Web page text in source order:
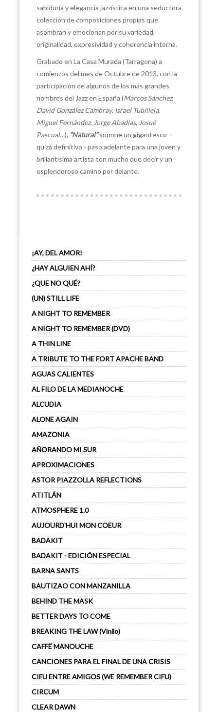
sabiduría y elegancia jazzística en una seductora
colección de composiciones propias que
asombran y emocionan por su variedad,
originalidad, expresividad y coherencia interna.
Grabado en La Casa Murada (Tarragona) a
comienzos del mes de Octubre de 2013, con la
participación de algunos de los más grandes
nombres del Jazz en España (Marcos Sánchez,
David González Cambray, Israel Tubilleja,
Miguel Fernández, Jorge Abadías, Josué
Pascual…), “Natural”supone un gigantesco –
quizá definitivo - paso adelante para una joven y
brillantísima artista con mucho que decir y un
esplendoroso camino por delante.
¡AY, DEL AMOR!
¿HAY ALGUIEN AHÍ?
¿QUE NO QUÉ?
(UN) STILL LIFE
A NIGHT TO REMEMBER
A NIGHT TO REMEMBER (DVD)
A THIN LINE
A TRIBUTE TO THE FORT APACHE BAND
AGUAS CALIENTES
AL FILO DE LA MEDIANOCHE
ALCUDIA
ALONE AGAIN
AMAZONIA
AÑORANDO MI SUR
APROXIMACIONES
ASTOR PIAZZOLLA REFLECTIONS
ATITLÁN
ATMOSPHERE 1.0
AUJOURD'HUI MON COEUR
BADAKIT
BADAKIT - EDICIÓN ESPECIAL
BARNA SANTS
BAUTIZAO CON MANZANILLA
BEHIND THE MASK
BETTER DAYS TO COME
BREAKING THE LAW (Vinilo)
CAFFË MANOUCHE
CANCIONES PARA EL FINAL DE UNA CRISIS
CIFU ENTRE AMIGOS (WE REMEMBER CIFU)
CIRCUM
CLEAR DAWN